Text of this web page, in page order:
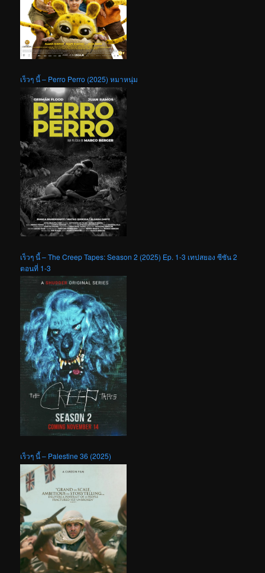
เร็วๆ นี้ – Perro Perro (2025) หมาหนุ่ม
เร็วๆ นี้ – The Creep Tapes: Season 2 (2025) Ep. 1-3 เทปสยอง ซีซัน 2
ตอนที่ 1-3
เร็วๆ นี้ – Palestine 36 (2025)